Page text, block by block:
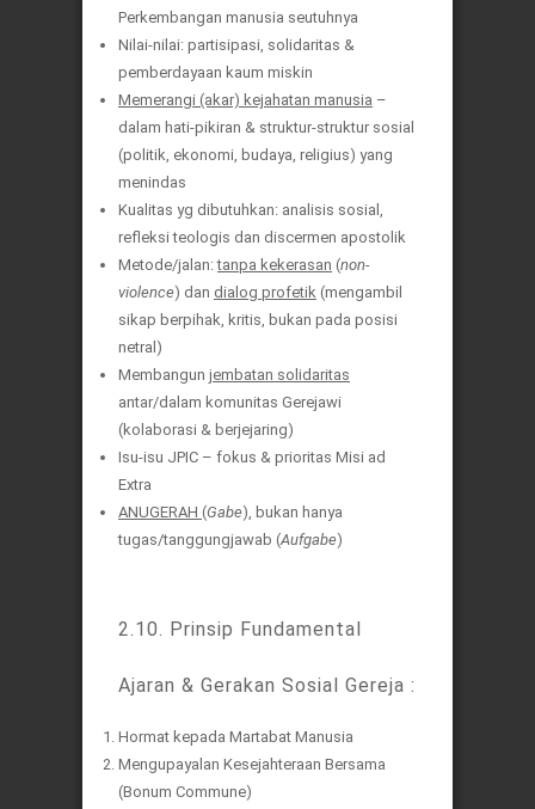
Perkembangan manusia seutuhnya
Nilai-nilai: partisipasi, solidaritas &
pemberdayaan kaum miskin
Memerangi (akar) kejahatan manusia –
dalam hati-pikiran & struktur-struktur sosial
(politik, ekonomi, budaya, religius) yang
menindas
Kualitas yg dibutuhkan: analisis sosial,
refleksi teologis dan discermen apostolik
Metode/jalan:tanpa kekerasan (non-
violence) dan dialog profetik (mengambil
sikap berpihak, kritis, bukan pada posisi
netral)
Membangun jembatan solidaritas
antar/dalam komunitas Gerejawi
(kolaborasi & berjejaring)
Isu-isu JPIC – fokus & prioritas Misi ad
Extra
ANUGERAH (Gabe), bukan hanya
tugas/tanggungjawab (Aufgabe)
2.10. Prinsip Fundamental
Ajaran & Gerakan Sosial Gereja :
Hormat kepada Martabat Manusia
Mengupayalan Kesejahteraan Bersama
(Bonum Commune)